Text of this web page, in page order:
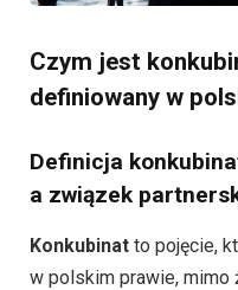
Czym jest
definiowany w
Definicja
a związek
Konkubinat to pojęcie,
w polskim prawie, mimo